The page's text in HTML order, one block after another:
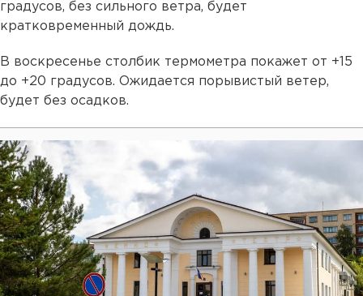
градусов, без сильного ветра, будет
кратковременный дождь.
В воскресенье столбик термометра покажет от +15
до +20 градусов. Ожидается порывистый ветер,
будет без осадков.